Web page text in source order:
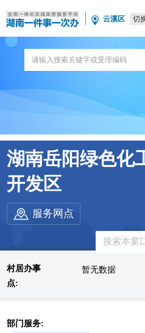
云溪区 切
湖南岳阳绿色化
开发区
服务网点
村居办事
点:
暂无数据
部门服务: